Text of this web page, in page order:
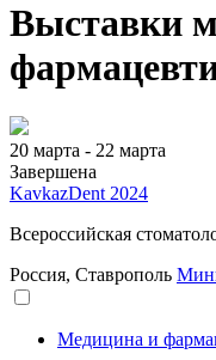
Выставки
20 марта - 22 марта
Завершена
KavkazDent 2024
Всероссийская
Россия, Ставрополь
Медицина и